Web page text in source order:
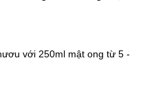
với 250ml mật ong từ 5 -